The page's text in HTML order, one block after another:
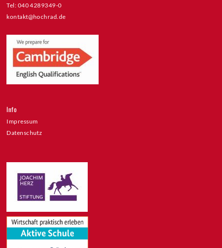
Tel: 040 4289349-0
kontakt@hochrad.de
Info
Impressum
Datenschutz